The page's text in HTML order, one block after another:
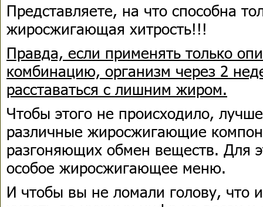
Представляете, на что способна
жиросжигающая хитрость!!!
Правда, если применять только
комбинацию, организм через 2
расставаться с лишним жиром.
Чтобы этого не происходило,
различные жиросжигающие
разгоняющих обмен веществ. Для
особое жиросжигающее меню.
И чтобы вы не ломали голову, что